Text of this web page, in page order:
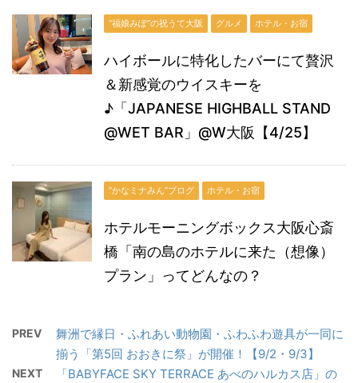
“福娘みぽ”の祝うて大阪 グルメ ホテル・お宿
ハイボールに特化したバーにて贅沢
＆新感覚のウイスキーを
♪「JAPANESE HIGHBALL STAND
@WET BAR」@W大阪【4/25】
“かなミナみん”ブログ ホテル・お宿
ホテルモーニングボックス大阪心斎
橋「南の島のホテルに来た（想像）
プラン」ってどんなの？
PREV
舞洲で縁日・ふれあい動物園・ふわふわ遊具が一同に
揃う「第5回 おおきに祭」が開催！【9/2・9/3】
NEXT
「BABYFACE SKY TERRACE あべのハルカス店」の